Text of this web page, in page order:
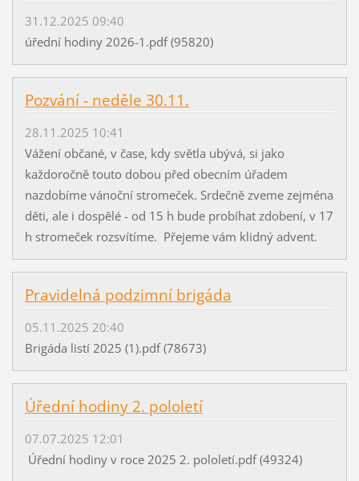
31.12.2025 09:40
úřední hodiny 2026-1.pdf (95820)
Pozvání - neděle 30.11.
28.11.2025 10:41
Vážení občané, v čase, kdy světla ubývá, si jako
každoročně touto dobou před obecním úřadem
nazdobíme vánoční stromeček. Srdečně zveme zejména
děti, ale i dospělé - od 15 h bude probíhat zdobení, v 17
h stromeček rozsvítíme. Přejeme vám klidný advent.
Pravidelná podzimní brigáda
05.11.2025 20:40
Brigáda listí 2025 (1).pdf (78673)
Úřední hodiny 2. pololetí
07.07.2025 12:01
Úřední hodiny v roce 2025 2. pololetí.pdf (49324)